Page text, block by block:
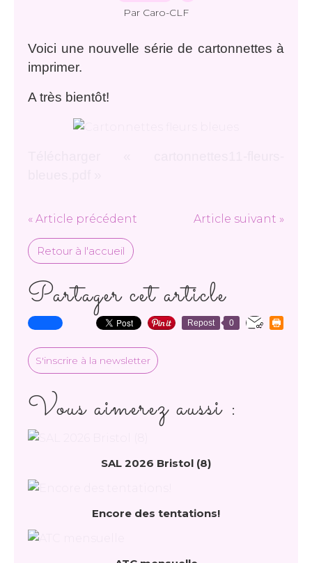
Par Caro-CLF
Voici une nouvelle série de cartonnettes à
imprimer.
A très bientôt!
« Article précédent Article suivant »
Retour à l'accueil
Partager cet article
Repost 0
S'inscrire à la newsletter
Vous aimerez aussi :
SAL 2026 Bristol (8)
Encore des tentations!